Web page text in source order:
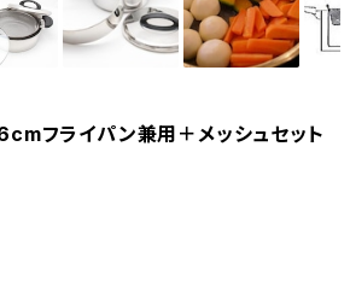
フライパン兼用＋メッシュセット